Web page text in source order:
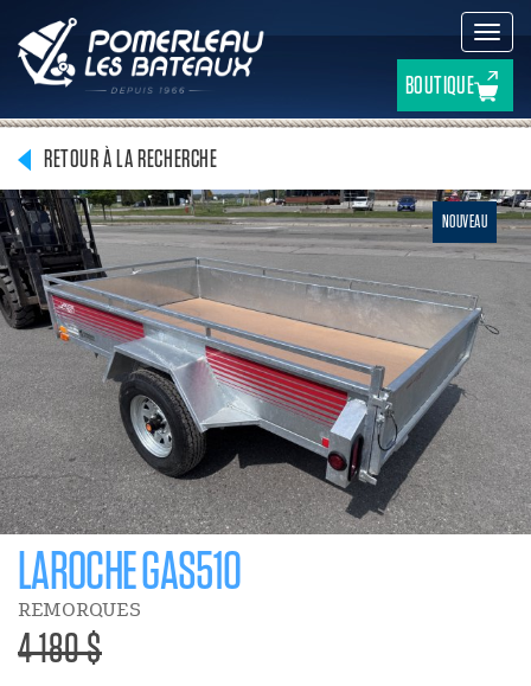
la
BOUTIQUE
RETOUR À LA RECHERCHE
NOUVEAU
LAROCHE GAS510
REMORQUES
>Prix
4 180 $